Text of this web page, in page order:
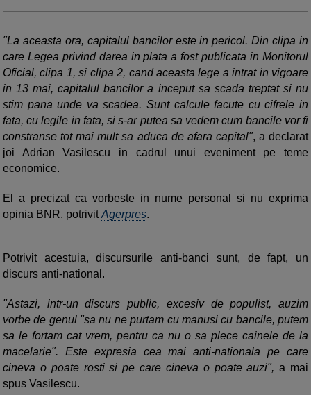
"La aceasta ora, capitalul bancilor este in pericol. Din clipa in
care Legea privind darea in plata a fost publicata in Monitorul
Oficial, clipa 1, si clipa 2, cand aceasta lege a intrat in vigoare
in 13 mai, capitalul bancilor a inceput sa scada treptat si nu
stim pana unde va scadea. Sunt calcule facute cu cifrele in
fata, cu legile in fata, si s-ar putea sa vedem cum bancile vor fi
constranse tot mai mult sa aduca de afara capital", a declarat
joi Adrian Vasilescu in cadrul unui eveniment pe teme
economice.
El a precizat ca vorbeste in nume personal si nu exprima
opinia BNR, potrivitAgerpres.
Potrivit acestuia, discursurile anti-banci sunt, de fapt, un
discurs anti-national.
"Astazi, intr-un discurs public, excesiv de populist, auzim
vorbe de genul "sa nu ne purtam cu manusi cu bancile, putem
sa le fortam cat vrem, pentru ca nu o sa plece cainele de la
macelarie". Este expresia cea mai anti-nationala pe care
cineva o poate rosti si pe care cineva o poate auzi", a mai
spus Vasilescu.